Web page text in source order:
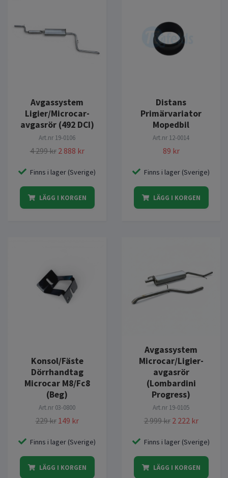
Avgassystem
Ligier/Microcar-
avgasrör (492 DCI)
Art.nr 19-0106
4 299 kr 2 888 kr
Finns i lager (Sverige)
LÄGG I KORGEN
Distans
Primärvariator
Mopedbil
Art.nr 12-0014
89 kr
Finns i lager (Sverige)
LÄGG I KORGEN
Konsol/Fäste
Dörrhandtag
Microcar M8/Fc8
(Beg)
Art.nr 03-0800
229 kr 149 kr
Finns i lager (Sverige)
LÄGG I KORGEN
Avgassystem
Microcar/Ligier-
avgasrör
(Lombardini
Progress)
Art.nr 19-0105
2 999 kr 2 222 kr
Finns i lager (Sverige)
LÄGG I KORGEN